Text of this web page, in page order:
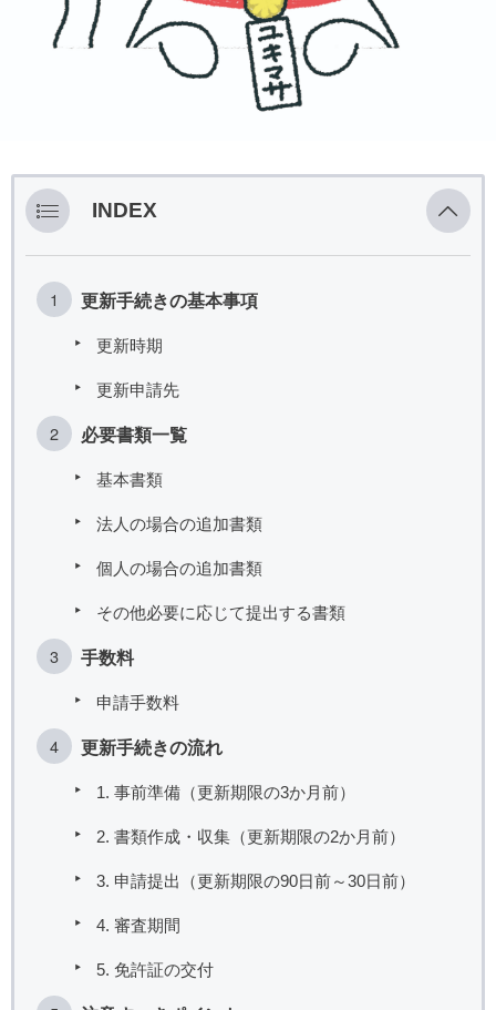
INDEX
更新手続きの基本事項
更新時期
更新申請先
必要書類一覧
基本書類
法人の場合の追加書類
個人の場合の追加書類
その他必要に応じて提出する書類
手数料
申請手数料
更新手続きの流れ
1. 事前準備（更新期限の3か月前）
2. 書類作成・収集（更新期限の2か月前）
3. 申請提出（更新期限の90日前～30日前）
4. 審査期間
5. 免許証の交付